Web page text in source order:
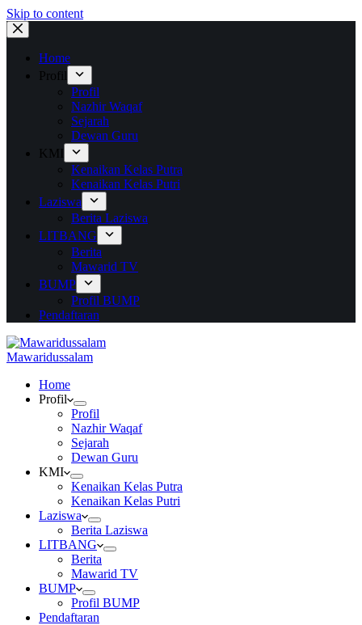
Skip to content
Home
Profil
Profil
Nazhir Waqaf
Sejarah
Dewan Guru
KMI
Kenaikan Kelas Putra
Kenaikan Kelas Putri
Laziswa
Berita Laziswa
LITBANG
Berita
Mawarid TV
BUMP
Profil BUMP
Pendaftaran
Mawaridussalam
Home
Profil
Profil
Nazhir Waqaf
Sejarah
Dewan Guru
KMI
Kenaikan Kelas Putra
Kenaikan Kelas Putri
Laziswa
Berita Laziswa
LITBANG
Berita
Mawarid TV
BUMP
Profil BUMP
Pendaftaran